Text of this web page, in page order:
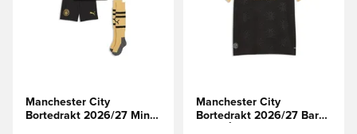
Manchester City
Bortedrakt 2026/27 Mini-
Manchester City
Bortedrakt 2026/27 Barn